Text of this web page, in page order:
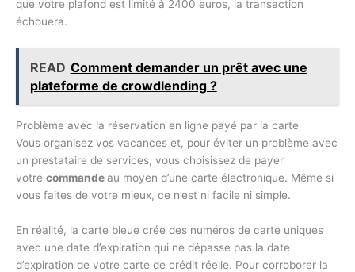
que votre plafond est limité à 2400 euros, la transaction
échouera.
READ Comment demander un prêt avec une
plateforme de crowdlending ?
Problème avec la réservation en ligne payé par la carte
Vous organisez vos vacances et, pour éviter un problème avec
un prestataire de services, vous choisissez de payer
votre commandeau moyen d’une carte électronique. Même si
vous faites de votre mieux, ce n’est ni facile ni simple.
En réalité, la carte bleue crée des numéros de carte uniques
avec une date d’expiration qui ne dépasse pas la date
d’expiration de votre carte de crédit réelle. Pour corroborer la